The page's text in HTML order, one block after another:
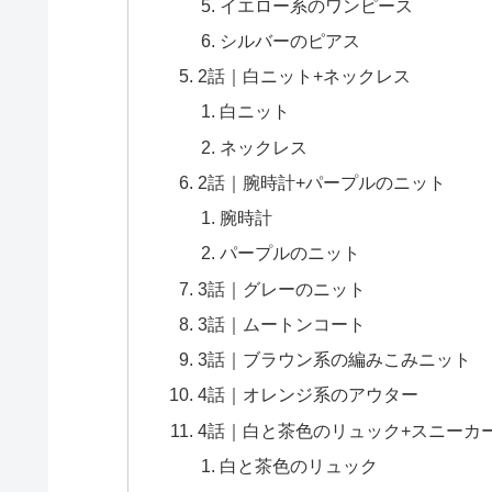
イエロー系のワンピース
シルバーのピアス
2話｜白ニット+ネックレス
白ニット
ネックレス
2話｜腕時計+パープルのニット
腕時計
パープルのニット
3話｜グレーのニット
3話｜ムートンコート
3話｜ブラウン系の編みこみニット
4話｜オレンジ系のアウター
4話｜白と茶色のリュック+スニーカ
白と茶色のリュック